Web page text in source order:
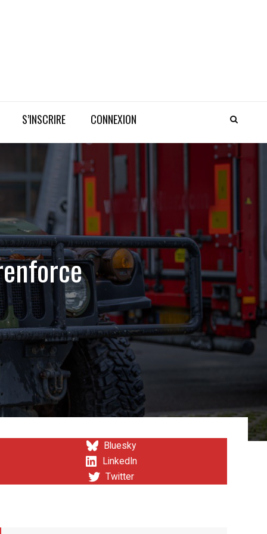
S’INSCRIRE CONNEXION
Bluesky
LinkedIn
Twitter